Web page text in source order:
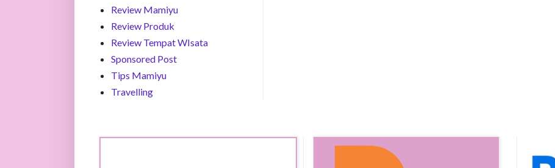
Review Mamiyu
Review Produk
Review Tempat WIsata
Sponsored Post
Tips Mamiyu
Travelling